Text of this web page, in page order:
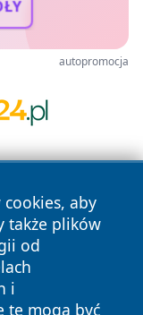
autopromocja
aby
także plików
od
i
te mogą być
prawa